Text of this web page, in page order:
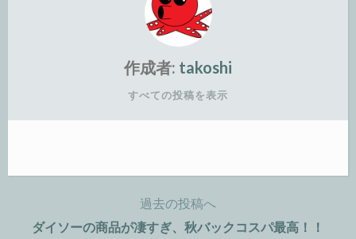
作成者: takoshi
すべての投稿を表示
過去の投稿へ
ダイソーの商品が凄すぎ、秋バックコスパ最高！！